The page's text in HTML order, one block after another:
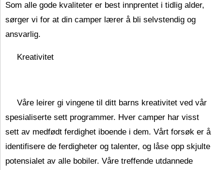
Som alle gode kvaliteter er best innprentet i tidlig alder,
sørger vi for at din camper lærer å bli selvstendig og
ansvarlig.
Kreativitet
Våre leirer gi vingene til ditt barns kreativitet ved vår
spesialiserte sett programmer. Hver camper har visst
sett av medfødt ferdighet iboende i dem. Vårt forsøk er å
identifisere de ferdigheter og talenter, og låse opp skjulte
potensialet av alle bobiler. Våre treffende utdannede